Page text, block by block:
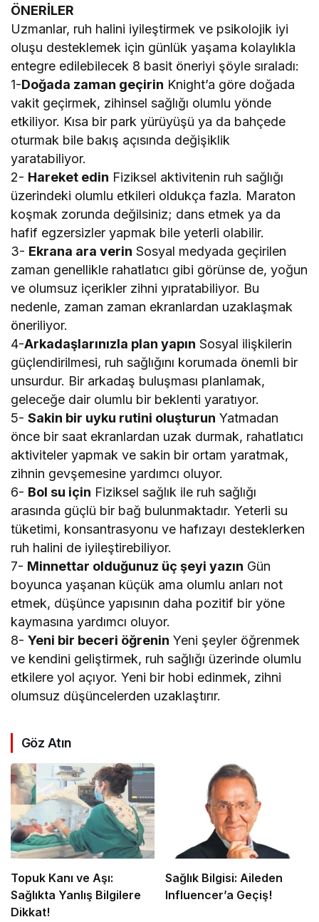
ÖNERİLER
Uzmanlar, ruh halini iyileştirmek ve psikolojik iyi
oluşu desteklemek için günlük yaşama kolaylıkla
entegre edilebilecek 8 basit öneriyi şöyle sıraladı:
1-Doğada zaman geçirin Knight’a göre doğada
vakit geçirmek, zihinsel sağlığı olumlu yönde
etkiliyor. Kısa bir park yürüyüşü ya da bahçede
oturmak bile bakış açısında değişiklik
yaratabiliyor.
2- Hareket edin Fiziksel aktivitenin ruh sağlığı
üzerindeki olumlu etkileri oldukça fazla. Maraton
koşmak zorunda değilsiniz; dans etmek ya da
hafif egzersizler yapmak bile yeterli olabilir.
3- Ekrana ara verin Sosyal medyada geçirilen
zaman genellikle rahatlatıcı gibi görünse de, yoğun
ve olumsuz içerikler zihni yıpratabiliyor. Bu
nedenle, zaman zaman ekranlardan uzaklaşmak
öneriliyor.
4-Arkadaşlarınızla plan yapın Sosyal ilişkilerin
güçlendirilmesi, ruh sağlığını korumada önemli bir
unsurdur. Bir arkadaş buluşması planlamak,
geleceğe dair olumlu bir beklenti yaratıyor.
5-Sakin bir uyku rutini oluşturun Yatmadan
önce bir saat ekranlardan uzak durmak, rahatlatıcı
aktiviteler yapmak ve sakin bir ortam yaratmak,
zihnin gevşemesine yardımcı oluyor.
6- Bol su için Fiziksel sağlık ile ruh sağlığı
arasında güçlü bir bağ bulunmaktadır. Yeterli su
tüketimi, konsantrasyonu ve hafızayı desteklerken
ruh halini de iyileştirebiliyor.
7- Minnettar olduğunuz üç şeyi yazın Gün
boyunca yaşanan küçük ama olumlu anları not
etmek, düşünce yapısının daha pozitif bir yöne
kaymasına yardımcı oluyor.
8-Yeni bir beceri öğrenin Yeni şeyler öğrenmek
ve kendini geliştirmek, ruh sağlığı üzerinde olumlu
etkilere yol açıyor. Yeni bir hobi edinmek, zihni
olumsuz düşüncelerden uzaklaştırır.
Göz Atın
Topuk Kanı ve Aşı:
Sağlıkta Yanlış Bilgilere
Dikkat!
Sağlık Bilgisi: Aileden
Influencer’a Geçiş!